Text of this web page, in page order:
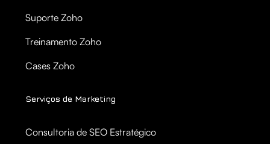
Suporte Zoho
Treinamento Zoho
Cases Zoho
Serviços de Marketing
Consultoria de SEO Estratégico